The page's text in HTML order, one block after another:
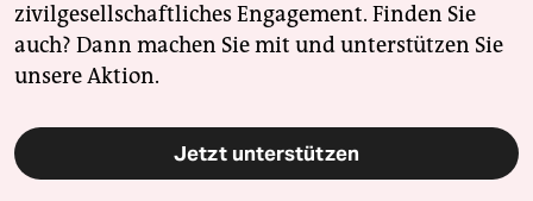
zivilgesellschaftliches Engagement. Finden Sie
auch? Dann machen Sie mit und unterstützen Sie
unsere Aktion.
Jetzt unterstützen